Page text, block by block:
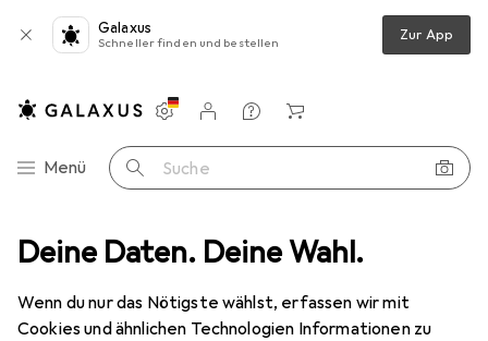
Deine Daten. Deine Wahl.
Wenn du nur das Nötigste wählst, erfassen wir mit
Cookies und ähnlichen Technologien Informationen zu
Galaxus
Schneller finden und bestellen Zur App
Navigation nach Kategorien
Menü Suche
Einstellungen
Kundenkonto
Vergleichslisten
Merklisten
Warenkorb
Kopfhörer + Headset Kopfhörer Huawei FreeLace CM70-C